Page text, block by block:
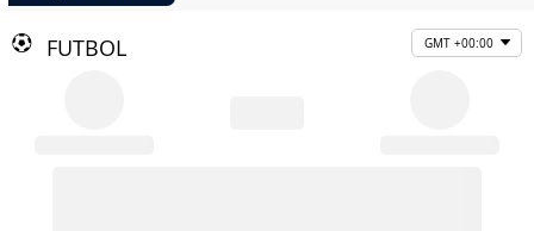
FUTBOL GMT +00:00